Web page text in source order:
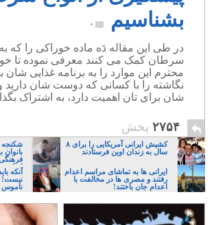
بشناسیم
۰
در طی این مقاله دَه ماده خوراکی را که
سرطان کمک می کنند معرفی نموده تا
محترم این موارد را به برنامه غذایی شان
نگاشته را با کسانی که دوست شان
شان برای تان اهمیت دارد، به اشتراک
۲۷۵۴ پخش
کشیش ایرانی آمریکایی را برای ۸
سال به زندان اوین فرستادند
شکنجه
ایرانی،
ایرانی ها به تماشای مراسم اعدام
رفتند و مصری ها در مخالفت با
اعدام جان باختند!
آنکه
نیست!
ناموس